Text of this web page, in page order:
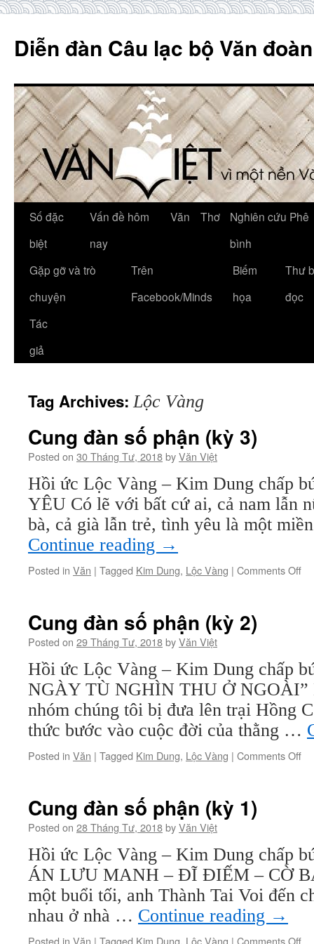
content
Diễn đàn Câu lạc bộ Văn
Số đặc
biệt
Vấn đề hôm
nay
Văn Thơ
Nghiên cứu Phê
bình
Gặp gỡ và trò
chuyện
Trên
Facebook/Minds
Biếm
họa
Thư
đọc
Tác
giả
Tag Archives:Lộc Vàng
Cung đàn số phận (kỳ 3)
Posted on 30 Tháng Tư, 2018byVăn Việt
Hồi ức Lộc Vàng – Kim Dung chấp
YÊU Có lẽ với bất cứ ai, cả nam lẫn
bà, cả già lẫn trẻ, tình yêu là một
Continue reading →
Posted in Văn | Tagged Kim Dung, Lộc Vàng | Comments Offon
Cung đàn số phận (kỳ 2)
Posted on 29 Tháng Tư, 2018byVăn Việt
Hồi ức Lộc Vàng – Kim Dung chấp
NGÀY TÙ NGHÌN THU Ở NGOÀI”
nhóm chúng tôi bị đưa lên trại Hồng
thức bước vào cuộc đời của thằng …
Posted in Văn | Tagged Kim Dung, Lộc Vàng | Comments Offon
Cung đàn số phận (kỳ 1)
Posted on 28 Tháng Tư, 2018byVăn Việt
Hồi ức Lộc Vàng – Kim Dung chấp
ÁN LƯU MANH – ĐĨ ĐIẾM – CỜ
một buổi tối, anh Thành Tai Voi đến
nhau ở nhà … Continue reading →
Posted in Văn | Tagged Kim Dung, Lộc Vàng | Comments Offon